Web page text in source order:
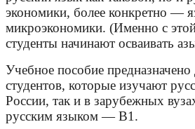
экономики, более конкретно —
микроэкономики. (Именно с
студенты начинают осваивать
Учебное пособие предназначено
студентов, которые изучают
России, так и в зарубежных
русским языком — В1.